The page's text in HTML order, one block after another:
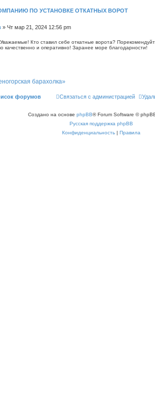
ПО УСТАНОВКЕ ОТКАТНЫХ ВОРОТ
» Чт мар 21, 2024 12:56 pm
Кто ставил себе откатные ворота?
качественно и оперативно! Заранее море благодарности!
барахолка»
форумов Связаться с администрацией
Создано на основе phpBB® Forum Software ©
Русская поддержка phpBB
Конфиденциальность | Правила